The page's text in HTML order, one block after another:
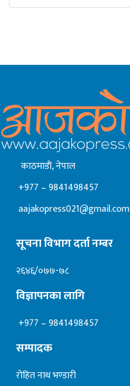
काठमाडाैं, नेपाल
+977 – 9841498457
aajakopress021@gmail.com
सूचना विभाग दर्ता नम्बर
२६४६/०७७-७८
विज्ञापनका लागि
+977 – 9841498457
सम्पादक
रोहित नाथ भण्डारी